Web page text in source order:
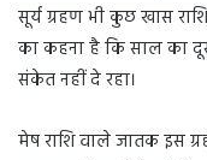
सूर्य ग्रहण भी कुछ खास
का कहना है कि साल का
संकेत नहीं दे रहा।
मेष राशि वाले जातक इस